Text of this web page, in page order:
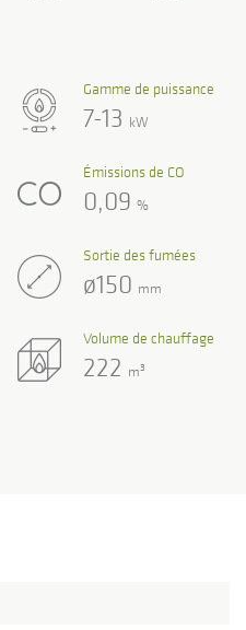
Gamme de puissance
7-13 kW
Émissions de CO
0,09 %
Volume de chauffage
222 m3
Sortie des fumées
ø150 mm